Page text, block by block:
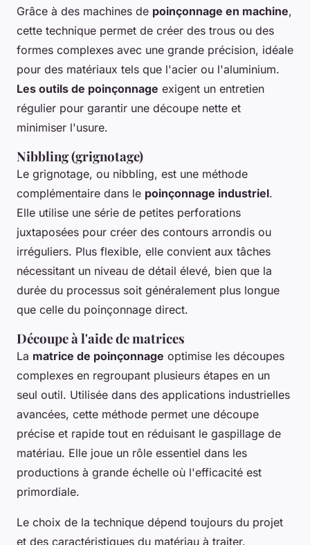
Grâce à des machines de poinçonnage en machine,
cette technique permet de créer des trous ou des
formes complexes avec une grande précision, idéale
pour des matériaux tels que l'acier ou l'aluminium.
Les outils de poinçonnage exigent un entretien
régulier pour garantir une découpe nette et
minimiser l'usure.
Nibbling (grignotage)
Le grignotage, ou nibbling, est une méthode
complémentaire dans le poinçonnage industriel.
Elle utilise une série de petites perforations
juxtaposées pour créer des contours arrondis ou
irréguliers. Plus flexible, elle convient aux tâches
nécessitant un niveau de détail élevé, bien que la
durée du processus soit généralement plus longue
que celle du poinçonnage direct.
Découpe à l'aide de matrices
La matrice de poinçonnage optimise les découpes
complexes en regroupant plusieurs étapes en un
seul outil. Utilisée dans des applications industrielles
avancées, cette méthode permet une découpe
précise et rapide tout en réduisant le gaspillage de
matériau. Elle joue un rôle essentiel dans les
productions à grande échelle où l'efficacité est
primordiale.
Le choix de la technique dépend toujours du projet
et des caractéristiques du matériau à traiter.